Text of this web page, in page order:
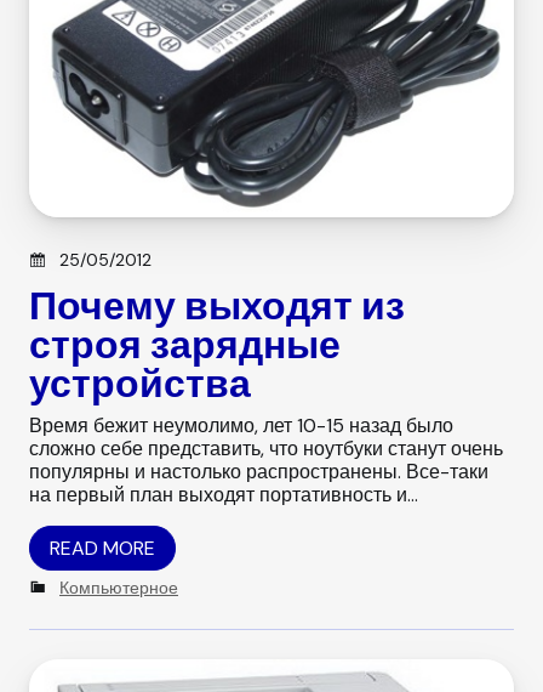
Posted on
25/05/2012
Почему выходят из
строя зарядные
устройства
Время бежит неумолимо, лет 10-15 назад было
сложно себе представить, что ноутбуки станут очень
популярны и настолько распространены. Все-таки
на первый план выходят портативность и…
READ MORE
C
t
Компьютерное